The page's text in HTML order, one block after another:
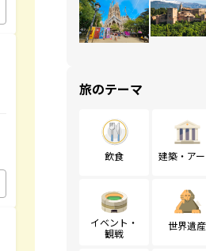
旅のテーマ
飲食 建築・ア
イベント・
観戦
世界遺産